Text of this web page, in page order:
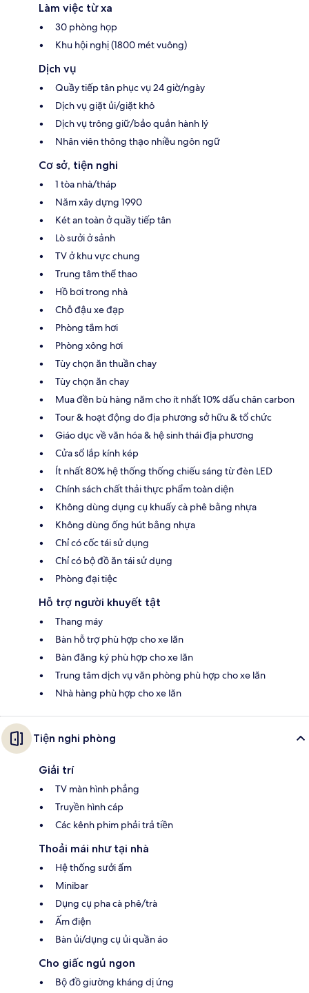
Làm việc từ xa
30 phòng họp
Khu hội nghị (1800 mét vuông)
Dịch vụ
Quầy tiếp tân phục vụ 24 giờ/ngày
Dịch vụ giặt ủi/giặt khô
Dịch vụ trông giữ/bảo quản hành lý
Nhân viên thông thạo nhiều ngôn ngữ
Cơ sở, tiện nghi
1 tòa nhà/tháp
Năm xây dựng 1990
Két an toàn ở quầy tiếp tân
Lò sưởi ở sảnh
TV ở khu vực chung
Trung tâm thể thao
Hồ bơi trong nhà
Chỗ đậu xe đạp
Phòng tắm hơi
Phòng xông hơi
Tùy chọn ăn thuần chay
Tùy chọn ăn chay
Mua đền bù hàng năm cho ít nhất 10% dấu chân carbon
Tour & hoạt động do địa phương sở hữu & tổ chức
Giáo dục về văn hóa & hệ sinh thái địa phương
Cửa sổ lắp kính kép
Ít nhất 80% hệ thống thống chiếu sáng từ đèn LED
Chính sách chất thải thực phẩm toàn diện
Không dùng dụng cụ khuấy cà phê bằng nhựa
Không dùng ống hút bằng nhựa
Chỉ có cốc tái sử dụng
Chỉ có bộ đồ ăn tái sử dụng
Phòng đại tiệc
Hỗ trợ người khuyết tật
Thang máy
Bàn hỗ trợ phù hợp cho xe lăn
Bàn đăng ký phù hợp cho xe lăn
Trung tâm dịch vụ văn phòng phù hợp cho xe lăn
Nhà hàng phù hợp cho xe lăn
Tiện nghi phòng
Giải trí
TV màn hình phẳng
Truyền hình cáp
Các kênh phim phải trả tiền
Thoải mái như tại nhà
Hệ thống sưởi ẩm
Minibar
Dụng cụ pha cà phê/trà
Ấm điện
Bàn ủi/dụng cụ ủi quần áo
Cho giấc ngủ ngon
Bộ đồ giường kháng dị ứng